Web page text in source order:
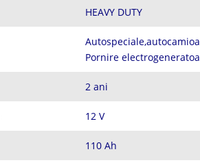
HEAVY DUTY
Pornire
2 ani
12 V
110 Ah